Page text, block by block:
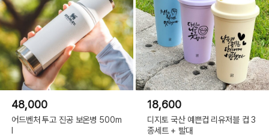
48,000
어드벤처 투고 진공 보온병 500m
l
18,600
디지토 국산 예쁜컵 리유저블 컵 3
종세트 + 빨대